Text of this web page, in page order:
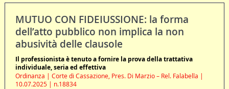
MUTUO CON FIDEIUSSIONE: la forma
dell’atto pubblico non implica la non
abusività delle clausole
Il professionista è tenuto a fornire la prova della trattativa
individuale, seria ed effettiva
Ordinanza | Corte di Cassazione, Pres. Di Marzio – Rel. Falabella |
10.07.2025 | n.18834